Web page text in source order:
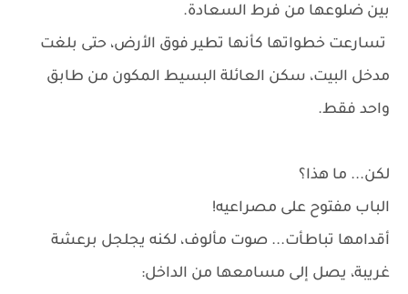
بين ضلوعها من فرط السعادة.
تسارعت خطواتها كأنها تطير فوق الأرض، حتى بلغت
مدخل البيت، سكن العائلة البسيط المكون من طابق
واحد فقط.
لكن... ما هذا؟
الباب مفتوح على مصراعيه!
أقدامها تباطأت... صوت مألوف، لكنه يجلجل برعشة
غريبة، يصل إلى مسامعها من الداخل: